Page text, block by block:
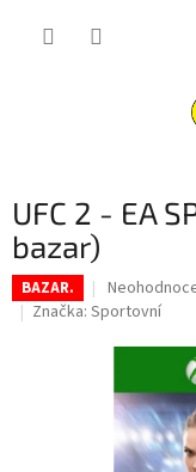
UFC 2 - EA
bazar)
BAZAR.
Průměrné
hodnocení
je
z
5
hvězdiček.
Značka: Sportovní